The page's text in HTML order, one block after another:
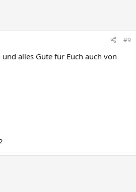
#9
alles Gute für Euch auch von